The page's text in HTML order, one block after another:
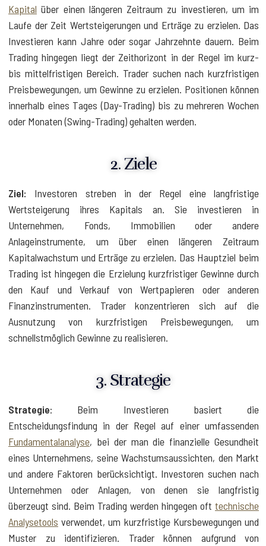
Kapital über einen längeren Zeitraum zu investieren, um im
Laufe der Zeit Wertsteigerungen und Erträge zu erzielen. Das
Investieren kann Jahre oder sogar Jahrzehnte dauern. Beim
Trading hingegen liegt der Zeithorizont in der Regel im kurz-
bis mittelfristigen Bereich. Trader suchen nach kurzfristigen
Preisbewegungen, um Gewinne zu erzielen. Positionen können
innerhalb eines Tages (Day-Trading) bis zu mehreren Wochen
oder Monaten (Swing-Trading) gehalten werden.
2. Ziele
Ziel: Investoren streben in der Regel eine langfristige
Wertsteigerung ihres Kapitals an. Sie investieren in
Unternehmen, Fonds, Immobilien oder andere
Anlageinstrumente, um über einen längeren Zeitraum
Kapitalwachstum und Erträge zu erzielen. Das Hauptziel beim
Trading ist hingegen die Erzielung kurzfristiger Gewinne durch
den Kauf und Verkauf von Wertpapieren oder anderen
Finanzinstrumenten. Trader konzentrieren sich auf die
Ausnutzung von kurzfristigen Preisbewegungen, um
schnellstmöglich Gewinne zu realisieren.
3. Strategie
Strategie: Beim Investieren basiert die
Entscheidungsfindung in der Regel auf einer umfassenden
Fundamentalanalyse, bei der man die finanzielle Gesundheit
eines Unternehmens, seine Wachstumsaussichten, den Markt
und andere Faktoren berücksichtigt. Investoren suchen nach
Unternehmen oder Anlagen, von denen sie langfristig
überzeugt sind. Beim Trading werden hingegen oft technische
Analysetools verwendet, um kurzfristige Kursbewegungen und
Muster zu identifizieren. Trader können aufgrund von